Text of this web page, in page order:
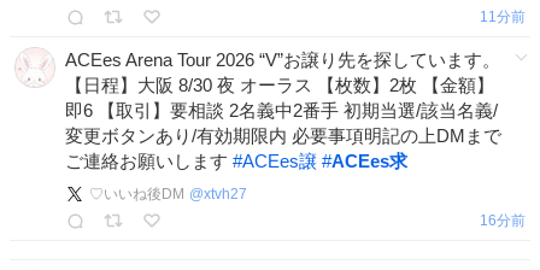
11分前
ACEes Arena Tour 2026 “V”お譲り先を探しています。
【日程】大阪 8/30 夜 オーラス 【枚数】2枚 【金額】
即6 【取引】要相談 2名義中2番手 初期当選/該当名義/
変更ボタンあり/有効期限内 必要事項明記の上DMまで
ご連絡お願いします #ACEes譲 #ACEes求
♡いいね後DM @xtvh27
17分前